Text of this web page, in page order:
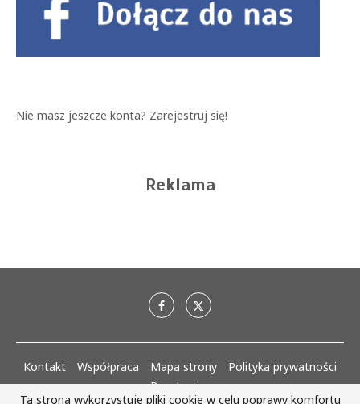
Nie masz jeszcze konta? Zarejestruj się!
Reklama
Kontakt Współpraca Mapa strony
Polityka prywatności
Regulaminy
Ta strona wykorzystuje pliki cookie w celu poprawy komfortu